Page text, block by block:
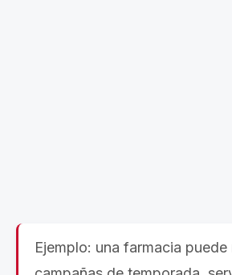
Ejemplo: una farmacia puede